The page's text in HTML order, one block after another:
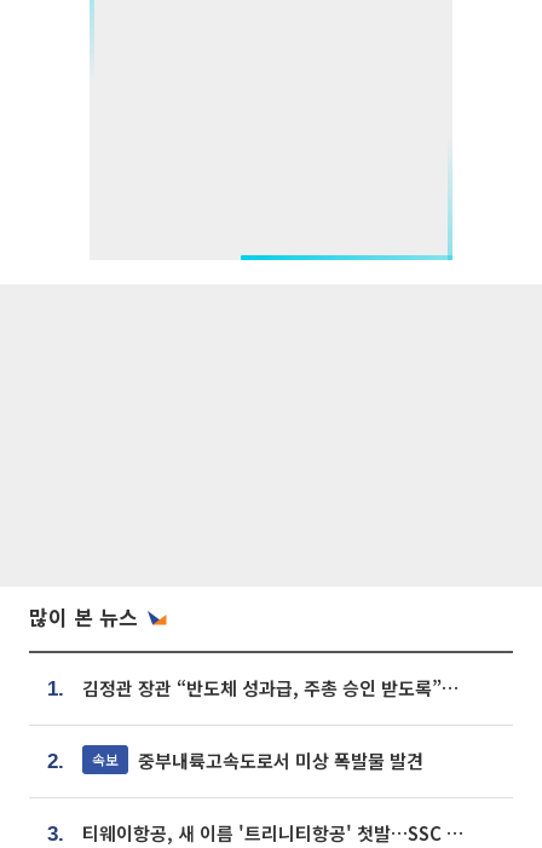
많이 본 뉴스
1. 김정관 장관 “반도체 성과급, 주총 승인 받도록”…상법·자본시장법 개정 시사
2. 속보 중부내륙고속도로서 미상 폭발물 발견
3. 티웨이항공, 새 이름 '트리니티항공' 첫발…SSC 전략 본격화